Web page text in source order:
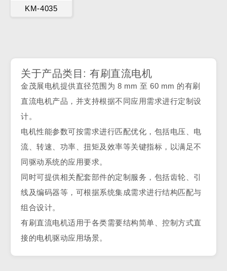
KM-4035
关于产品类目: 有刷直流电机
金茂展电机提供直径范围为 8 mm 至 60 mm 的有刷
直流电机产品，并支持根据不同应用需求进行定制设
计。
电机性能参数可按需求进行匹配优化，包括电压、电
流、转速、功率、扭矩及效率等关键指标，以满足不
同驱动系统的应用要求。
同时可提供相关配套部件的定制服务，包括齿轮、引
线及编码器等，可根据系统集成需求进行结构匹配与
组合设计。
有刷直流电机适用于各类需要结构简单、控制方式直
接的电机驱动应用场景。